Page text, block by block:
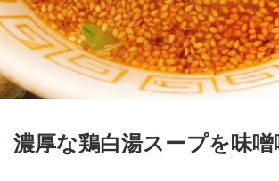
濃厚な鶏白湯スープを味噌